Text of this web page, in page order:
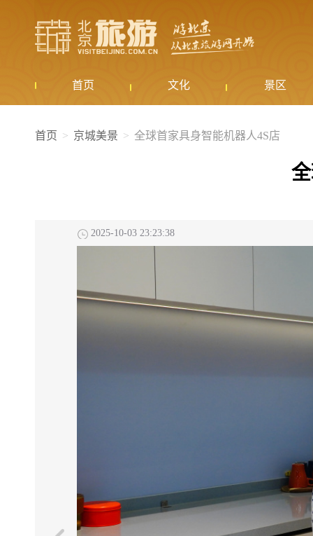
首页 文化 景区
首页 京城美景 全球首家具身智能机器人4S店
2025-10-03 23:23:38